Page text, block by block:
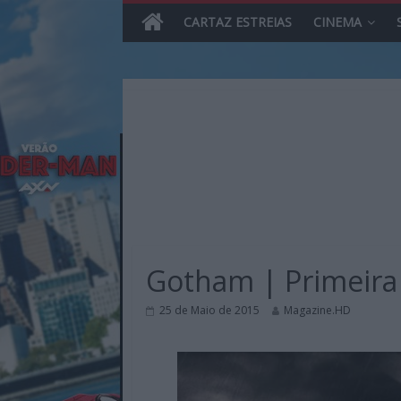
content
Reviews
CARTAZ ESTREIAS CINEMA
Gotham |
25 de Maio de 2015 Magazine.HD